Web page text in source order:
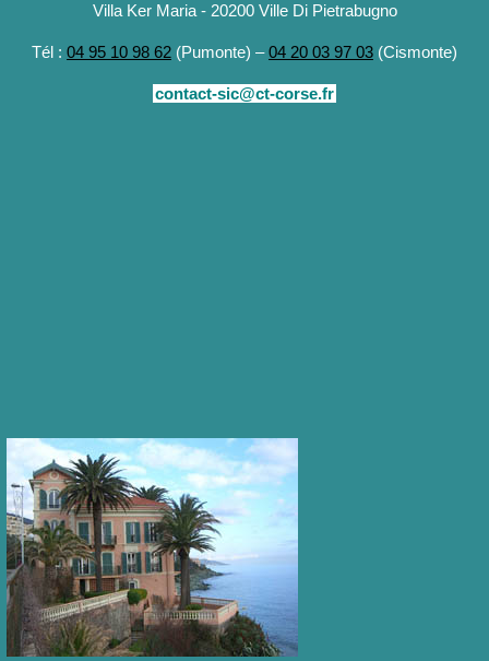
Villa Ker Maria - 20200 Ville Di Pietrabugno
Tél : 04 95 10 98 62 (Pumonte) –04 20 03 97 03 (Cismonte)
contact-sic@ct-corse.fr